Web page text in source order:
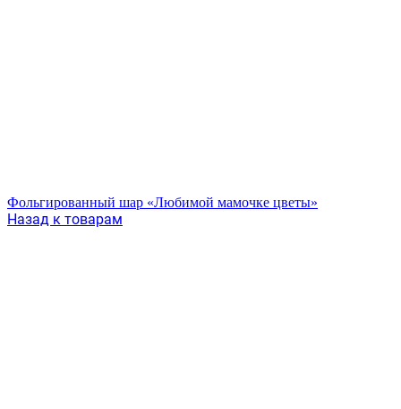
Фольгированный шар «Любимой мамочке цветы»
Назад к товарам